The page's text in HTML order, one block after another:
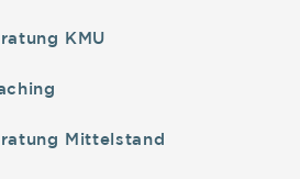
KMU
Mittelstand